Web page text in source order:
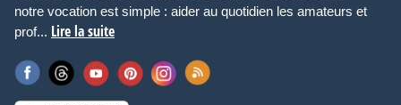
notre vocation est simple : aider au quotidien les amateurs et
prof... Lire la suite